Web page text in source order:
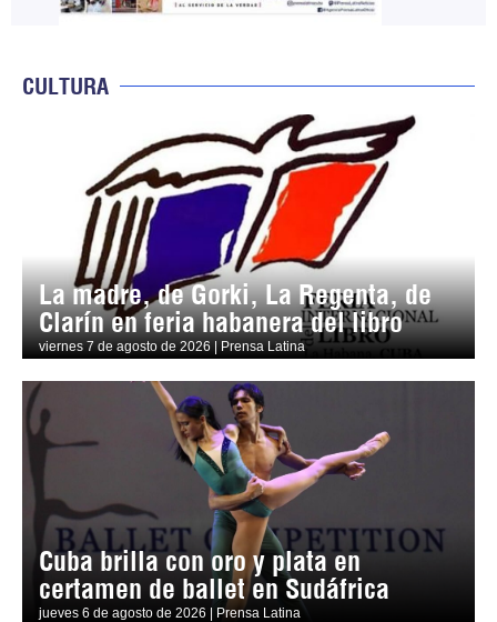
CULTURA
La madre, de Gorki, La Regenta, de
Clarín en feria habanera del libro
viernes 7 de agosto de 2026 | Prensa Latina
Cuba brilla con oro y plata en
certamen de ballet en Sudáfrica
jueves 6 de agosto de 2026 | Prensa Latina